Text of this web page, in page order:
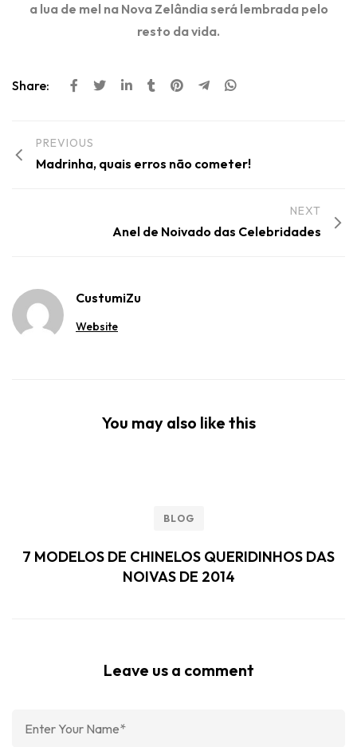
a lua de mel na Nova Zelândia será lembrada pelo
resto da vida.
Share:
PREVIOUS
Madrinha, quais erros não cometer!
NEXT
Anel de Noivado das Celebridades
CustumiZu
Website
You may also like this
BLOG
7 MODELOS DE CHINELOS QUERIDINHOS DAS
NOIVAS DE 2014
Leave us a comment